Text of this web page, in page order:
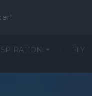
FLY